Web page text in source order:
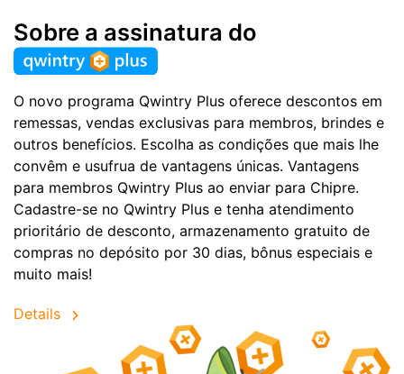
Sobre a assinatura do
O novo programa Qwintry Plus oferece descontos em
remessas, vendas exclusivas para membros, brindes e
outros benefícios. Escolha as condições que mais lhe
convêm e usufrua de vantagens únicas. Vantagens
para membros Qwintry Plus ao enviar para Chipre.
Cadastre-se no Qwintry Plus e tenha atendimento
prioritário de desconto, armazenamento gratuito de
compras no depósito por 30 dias, bônus especiais e
muito mais!
Details